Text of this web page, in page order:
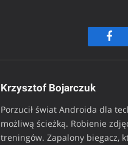
Krzysztof Bojarczuk
Porzucił świat Androida dla
możliwą ścieżką. Robienie
treningów. Zapalony biegacz,